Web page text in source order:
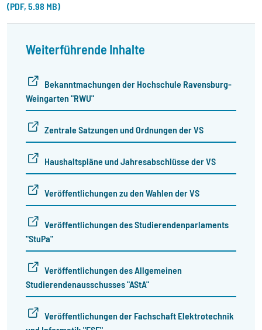
(PDF, 5.98 MB)
Weiterführende Inhalte
Bekanntmachungen der Hochschule Ravensburg-
Weingarten "RWU"
Zentrale Satzungen und Ordnungen der VS
Haushaltspläne und Jahresabschlüsse der VS
Veröffentlichungen zu den Wahlen der VS
Veröffentlichungen des Studierendenparlaments
"StuPa"
Veröffentlichungen des Allgemeinen
Studierendenausschusses "AStA"
Veröffentlichungen der Fachschaft Elektrotechnik